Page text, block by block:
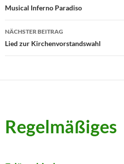
Musical Inferno Paradiso
NÄCHSTER BEITRAG
Lied zur Kirchenvorstandswahl
Regelmäßiges